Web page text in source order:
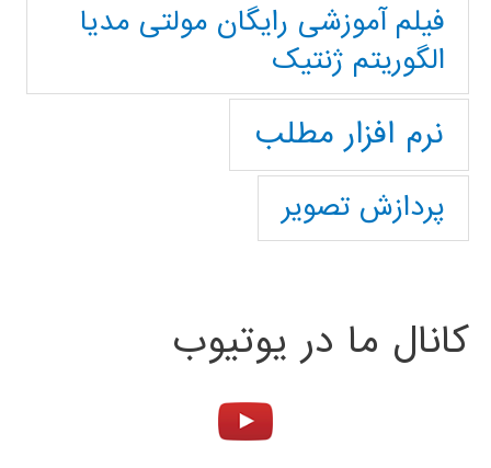
فیلم آموزشی رایگان مولتی مدیا
الگوریتم ژنتیک
نرم افزار مطلب
پردازش تصویر
کانال ما در یوتیوب